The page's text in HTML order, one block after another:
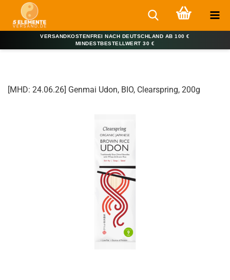
VERSANDKOSTENFREI NACH DEUTSCHLAND AB 100 €
MINDESTBESTELLWERT 30 €
[MHD: 24.06.26] Genmai Udon, BIO, Clearspring, 200g